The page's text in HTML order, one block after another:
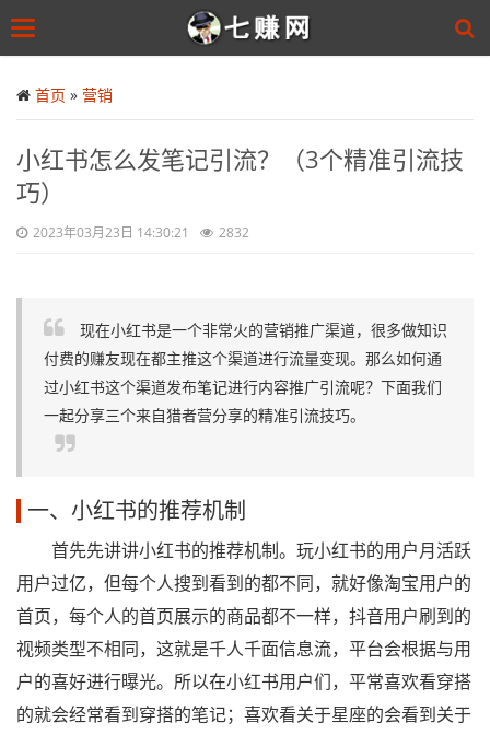
to
main
Toggle
首页 » 营销
小红书怎么发笔记引流？（3个精准引流技
巧）
2023年03月23日 14:30:21 2832
现在小红书是一个非常火的营销推广渠道，很多做知识
付费的赚友现在都主推这个渠道进行流量变现。那么如何通
过小红书这个渠道发布笔记进行内容推广引流呢？下面我们
一起分享三个来自猎者营分享的精准引流技巧。
一、小红书的推荐机制
首先先讲讲小红书的推荐机制。玩小红书的用户月活跃
用户过亿，但每个人搜到看到的都不同，就好像淘宝用户的
首页，每个人的首页展示的商品都不一样，抖音用户刷到的
视频类型不相同，这就是千人千面信息流，平台会根据与用
户的喜好进行曝光。所以在小红书用户们，平常喜欢看穿搭
的就会经常看到穿搭的笔记；喜欢看关于星座的会看到关于